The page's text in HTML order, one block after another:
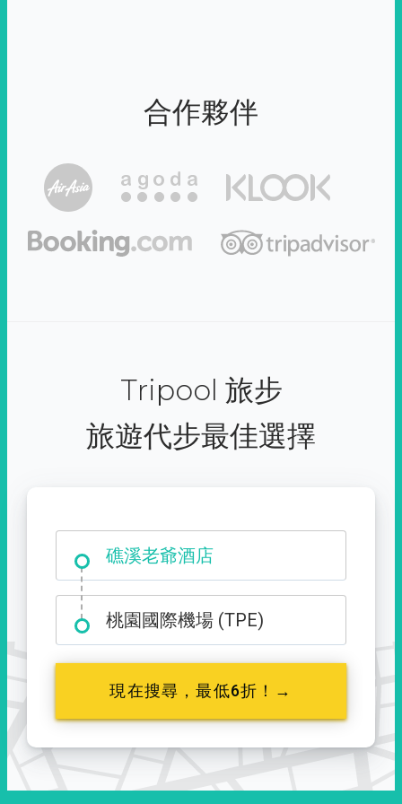
合作夥伴
Tripool 旅步
旅遊代步最佳選擇
礁溪老爺酒店
星巴克-新竹護城河門市
桃園國際機場 (TPE)
現在搜尋，最低6折！→